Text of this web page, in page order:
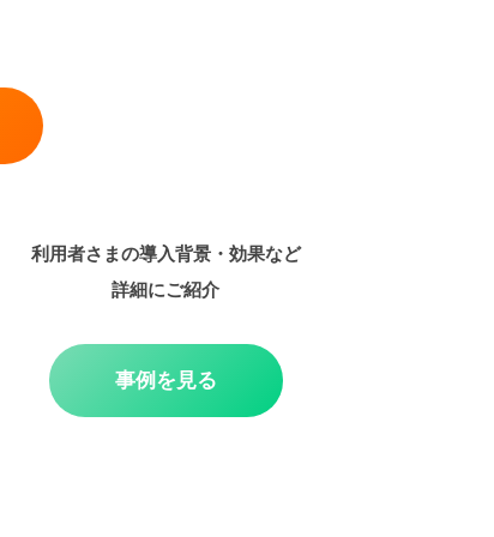
利用者さまの導入背景・効果など
詳細にご紹介
事例を見る